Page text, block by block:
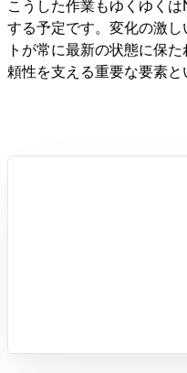
こうした作業もゆくゆく
する予定です。変化の激
トが常に最新の状態に保
頼性を支える重要な要素と